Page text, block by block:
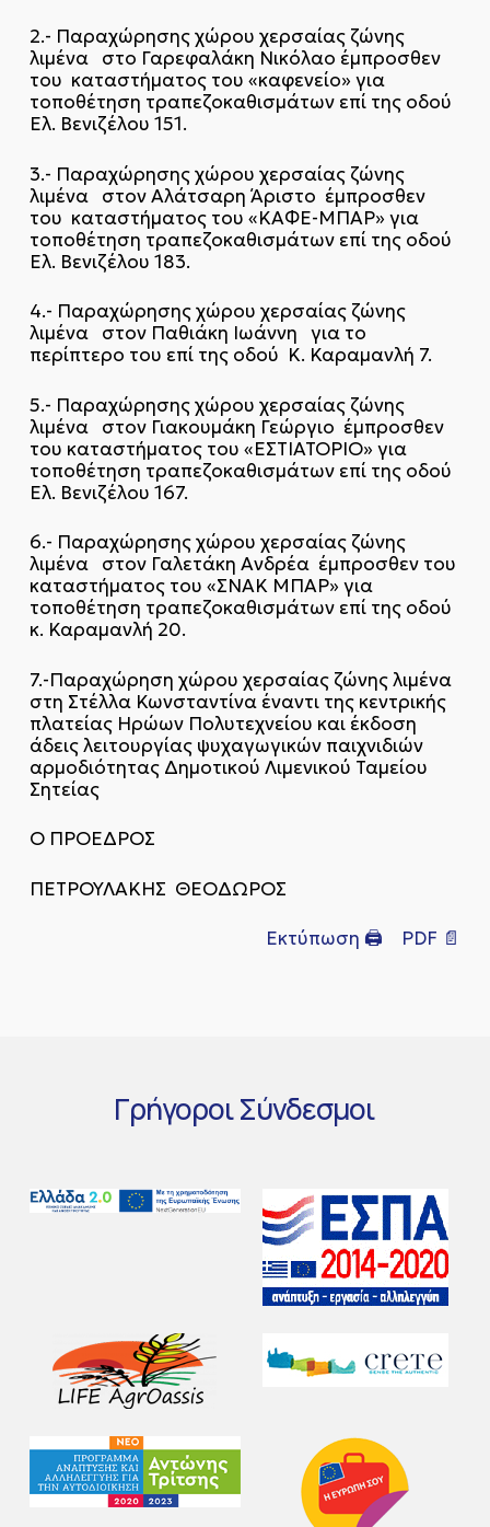
2.- Παραχώρησης χώρου χερσαίας ζώνης
λιμένα στο Γαρεφαλάκη Νικόλαο έμπροσθεν
του καταστήματος του «καφενείο» για
τοποθέτηση τραπεζοκαθισμάτων επί της οδού
Ελ. Βενιζέλου 151.
3.- Παραχώρησης χώρου χερσαίας ζώνης
λιμένα στον Αλάτσαρη Άριστο έμπροσθεν
του καταστήματος του «ΚΑΦΕ-ΜΠΑΡ» για
τοποθέτηση τραπεζοκαθισμάτων επί της οδού
Ελ. Βενιζέλου 183.
4.- Παραχώρησης χώρου χερσαίας ζώνης
λιμένα στον Παθιάκη Ιωάννη για το
περίπτερο του επί της οδού Κ. Καραμανλή 7.
5.- Παραχώρησης χώρου χερσαίας ζώνης
λιμένα στον Γιακουμάκη Γεώργιο έμπροσθεν
του καταστήματος του «ΕΣΤΙΑΤΟΡΙΟ» για
τοποθέτηση τραπεζοκαθισμάτων επί της οδού
Ελ. Βενιζέλου 167.
6.- Παραχώρησης χώρου χερσαίας ζώνης
λιμένα στον Γαλετάκη Ανδρέα έμπροσθεν του
καταστήματος του «ΣΝΑΚ ΜΠΑΡ» για
τοποθέτηση τραπεζοκαθισμάτων επί της οδού
κ. Καραμανλή 20.
7.-Παραχώρηση χώρου χερσαίας ζώνης λιμένα
στη Στέλλα Κωνσταντίνα έναντι της κεντρικής
πλατείας Ηρώων Πολυτεχνείου και έκδοση
άδεις λειτουργίας ψυχαγωγικών παιχνιδιών
αρμοδιότητας Δημοτικού Λιμενικού Ταμείου
Σητείας
Ο ΠΡΟΕΔΡΟΣ
ΠΕΤΡΟΥΛΑΚΗΣ ΘΕΟΔΩΡΟΣ
Εκτύπωση 🖨 PDF 📄
ΓρήγοροιΣύνδεσμοι